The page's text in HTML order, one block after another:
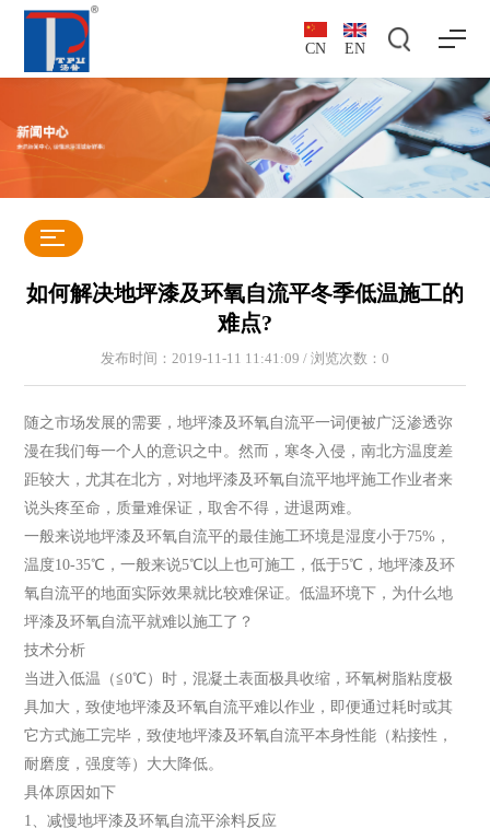
CN EN
如何解决地坪漆及环氧自流平冬季低温施工的
难点?
发布时间：2019-11-11 11:41:09 / 浏览次数： 0
随之市场发展的需要，地坪漆及环氧自流平一词便被广泛渗透弥
漫在我们每一个人的意识之中。然而，寒冬入侵，南北方温度差
距较大，尤其在北方，对地坪漆及环氧自流平地坪施工作业者来
说头疼至命，质量难保证，取舍不得，进退两难。
一般来说地坪漆及环氧自流平的最佳施工环境是湿度小于75%，
温度10-35℃，一般来说5℃以上也可施工，低于5℃，地坪漆及环
氧自流平的地面实际效果就比较难保证。低温环境下，为什么地
坪漆及环氧自流平就难以施工了？
技术分析
当进入低温（≦0℃）时，混凝土表面极具收缩，环氧树脂粘度极
具加大，致使地坪漆及环氧自流平难以作业，即便通过耗时或其
它方式施工完毕，致使地坪漆及环氧自流平本身性能（粘接性，
耐磨度，强度等）大大降低。
具体原因如下
1、减慢地坪漆及环氧自流平涂料反应